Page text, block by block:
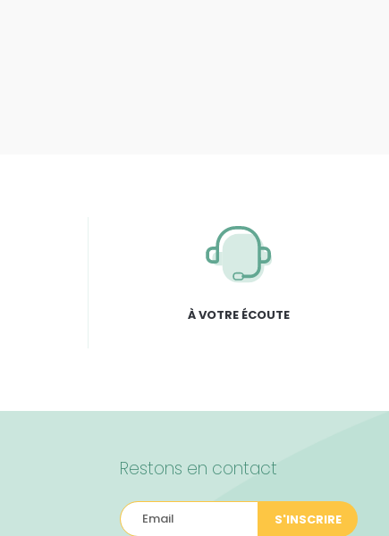
À VOTRE ÉCOUTE
Restons en contact
S'INSCRIRE